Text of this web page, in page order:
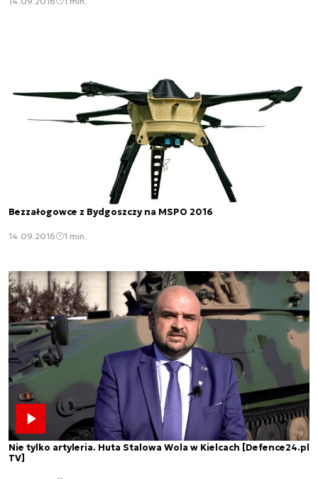
Bezzałogowce z Bydgoszczy na MSPO 2016
14.09.2016 1 min.
Nie tylko artyleria. Huta Stalowa Wola w Kielcach [Defence24.pl
TV]